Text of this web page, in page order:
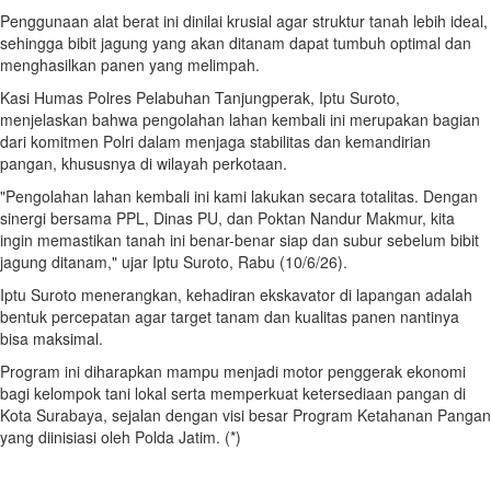
Penggunaan alat berat ini dinilai krusial agar struktur tanah lebih ideal,
sehingga bibit jagung yang akan ditanam dapat tumbuh optimal dan
menghasilkan panen yang melimpah.
Kasi Humas Polres Pelabuhan Tanjungperak, Iptu Suroto,
menjelaskan bahwa pengolahan lahan kembali ini merupakan bagian
dari komitmen Polri dalam menjaga stabilitas dan kemandirian
pangan, khususnya di wilayah perkotaan.
"Pengolahan lahan kembali ini kami lakukan secara totalitas. Dengan
sinergi bersama PPL, Dinas PU, dan Poktan Nandur Makmur, kita
ingin memastikan tanah ini benar-benar siap dan subur sebelum bibit
jagung ditanam," ujar Iptu Suroto, Rabu (10/6/26).
Iptu Suroto menerangkan, kehadiran ekskavator di lapangan adalah
bentuk percepatan agar target tanam dan kualitas panen nantinya
bisa maksimal.
Program ini diharapkan mampu menjadi motor penggerak ekonomi
bagi kelompok tani lokal serta memperkuat ketersediaan pangan di
Kota Surabaya, sejalan dengan visi besar Program Ketahanan Pangan
yang diinisiasi oleh Polda Jatim. (*)